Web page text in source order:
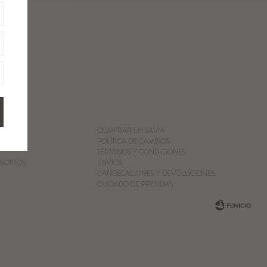
COMPRAR EN SAVIA
POLÍTICA DE CAMBIOS
TÉRMINOS Y CONDICIONES
ENVÍOS
CANCELACIONES Y DEVOLUCIONES
CUIDADO DE PRENDAS